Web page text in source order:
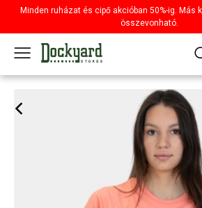
Minden ruházat és cipő akcióban 50%-ig. Más
összevonható.